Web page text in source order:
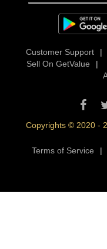
Customer Support |
Sell On GetValue
|
Copyrights © 2020 -
Terms of Service |